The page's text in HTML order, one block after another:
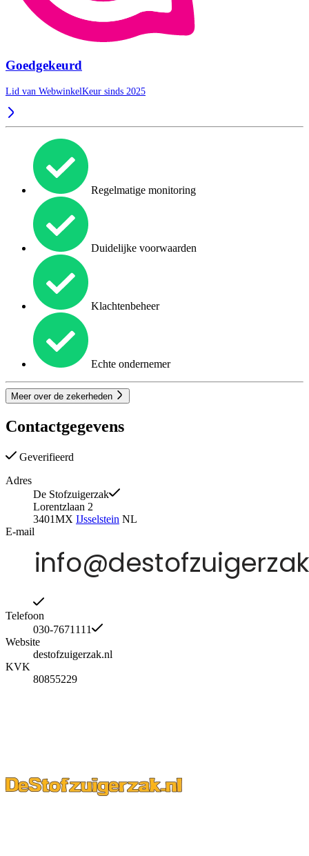
Goedgekeurd
Lid van WebwinkelKeur sinds 2025
Regelmatige monitoring
Duidelijke voorwaarden
Klachtenbeheer
Echte ondernemer
Meer over de zekerheden
Contactgegevens
Geverifieerd
Adres
De Stofzuigerzak
Lorentzlaan 2
3401MX IJsselstein NL
E-mail
Telefoon
030-7671111
Website
destofzuigerzak.nl
KVK
80855229